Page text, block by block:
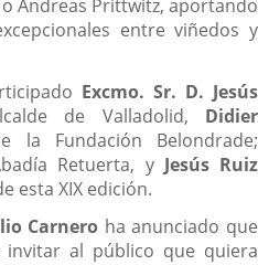
Andreas Prittwitz, aportando
entre viñedos y
Excmo. Sr. D. Jesús
de Valladolid, Didier
la Fundación Belondrade;
Retuerta, y Jesús Ruiz
esta XIX edición.
Carnero ha anunciado que
al público que quiera